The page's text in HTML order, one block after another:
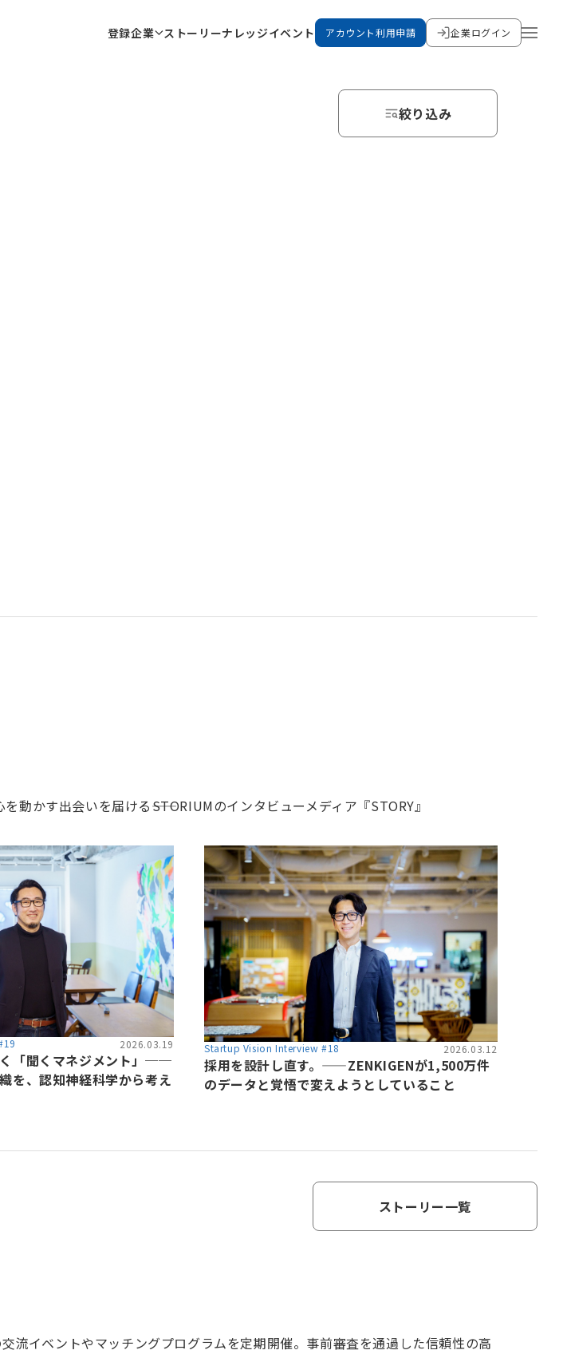
登録企業 ストーリーナレッジイベント アカウント利用申請 企業ログイン
絞り込み
かす出会いを届ける――STORIUMのインタビューメディア『STORY』
2026.03.19
「聞くマネジメント」──
を、認知神経科学から考え
Startup Vision Interview #18 2026.03.12
採用を設計し直す。——ZENKIGENが1,500万件
のデータと覚悟で変えようとしていること
ストーリー一覧
流イベントやマッチングプログラムを定期開催。事前審査を通過した信頼性の高